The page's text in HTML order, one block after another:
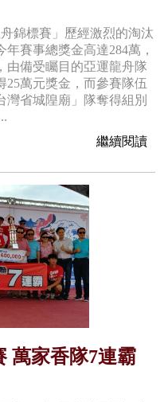
錦標賽」歷經激烈的淘汰
賽事總獎金高達284萬，
由備受矚目的亞運龍舟隊
25萬元獎金，而參賽隊伍
灣省城隍廟」隊奪得組別
繼續閱讀
萬家香隊7連霸